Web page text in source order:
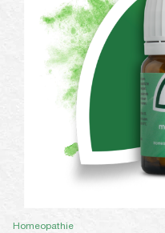
Homeopathie